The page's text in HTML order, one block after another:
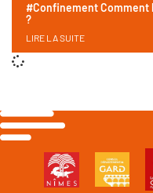
#Confinement Comment
?
LIRE LA SUITE